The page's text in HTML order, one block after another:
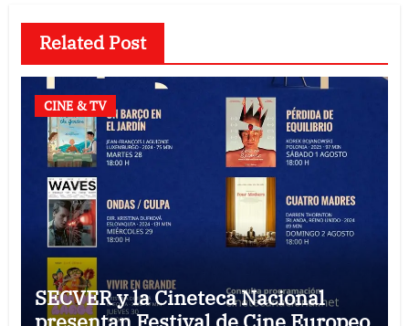
Related Post
CINE & TV
SECVER y la Cineteca Nacional
presentan Festival de Cine Europeo